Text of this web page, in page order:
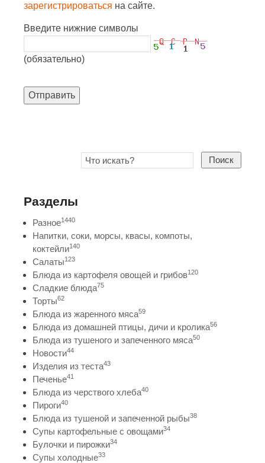
зарегистрироваться на сайте.
Введите нижние символы
(обязательно)
Отправить
Поиск
Разделы
Разное1440
Напитки, соки, морсы, квасы, компоты,
коктейли140
Салаты123
Блюда из картофеля овощей и грибов120
Сладкие блюда75
Торты62
Блюда из жаренного мяса59
Блюда из домашней птицы, дичи и кролика56
Блюда из тушеного и запеченного мяса50
Новости44
Изделия из теста43
Печенье41
Блюда из черствого хлеба40
Пироги40
Блюда из тушеной и запеченной рыбы38
Супы картофельные с овощами34
Булочки и пирожки34
Супы холодные33